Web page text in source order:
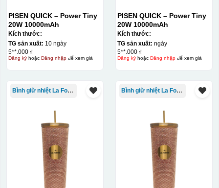
Hộp xi ly sứ
PISEN QUICK – Power Tiny
20W 10000mAh
Kích thước:
TG sản xuất: 10 ngày
5**.000 ₫
Đăng kýhoặc Đăng nhậpđể xem giá
PISEN QUICK – Power Tiny
20W 10000mAh
Kích thước:
TG sản xuất: ngày
5**.000 ₫
Đăng kýhoặc Đăng nhậpđể xem giá
Bình giữ nhiệt La Fonte Bình giữ nhiệt La Fonte